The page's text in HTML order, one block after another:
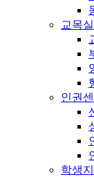
교목실
인권
학생